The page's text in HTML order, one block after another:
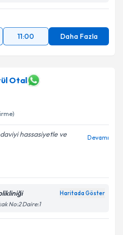
11:00 Daha Fazla
Otal
hassasiyetle ve
Devamı
Haritada Göster
No:2 Daire:1